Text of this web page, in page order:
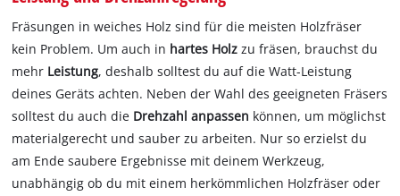
Fräsungen in weiches Holz sind für die meisten Holzfräser
kein Problem. Um auch in hartes Holz zu fräsen, brauchst du
mehr Leistung, deshalb solltest du auf die Watt-Leistung
deines Geräts achten. Neben der Wahl des geeigneten Fräsers
solltest du auch die Drehzahl anpassen können, um möglichst
materialgerecht und sauber zu arbeiten. Nur so erzielst du
am Ende saubere Ergebnisse mit deinem Werkzeug,
unabhängig ob du mit einem herkömmlichen Holzfräser oder